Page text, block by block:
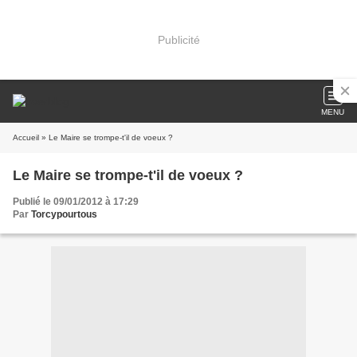
Publicité
MENU
Accueil » Le Maire se trompe-t'il de voeux ?
Le Maire se trompe-t'il de voeux ?
Publié le 09/01/2012 à 17:29
Par Torcypourtous